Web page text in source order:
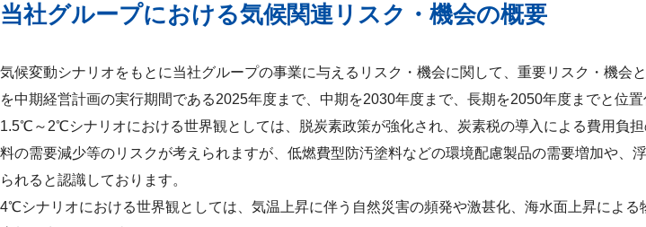
当社グループにおける気候関連リスク・機会の概要
気候変動シナリオをもとに当社グループの事業に与えるリスク・機会に関して、重要リスク・機会
を中期経営計画の実行期間である2025年度まで、中期を2030年度まで、長期を2050年度までと位置
1.5℃～2℃シナリオにおける世界観としては、脱炭素政策が強化され、炭素税の導入による費用負
料の需要減少等のリスクが考えられますが、低燃費型防汚塗料などの環境配慮製品の需要増加や
られると認識しております。
4℃シナリオにおける世界観としては、気温上昇に伴う自然災害の頻発や激甚化、海水面上昇によ